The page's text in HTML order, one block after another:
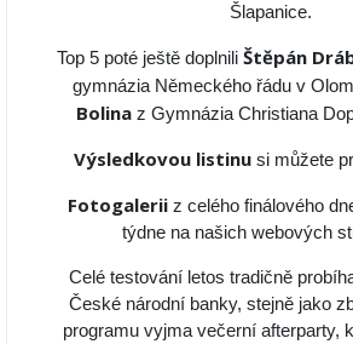
Šlapanice.
Top 5 poté ještě doplnili Štěpán
gymnázia Německého řádu v
Bolina z Gymnázia Christiana
Výsledkovou listinusi můžete
Fotogaleriiz celého finálového
týdne na našich webových
Celé testování letos tradičně
České národní banky, stejně jako
programu vyjma večerní afterparty,